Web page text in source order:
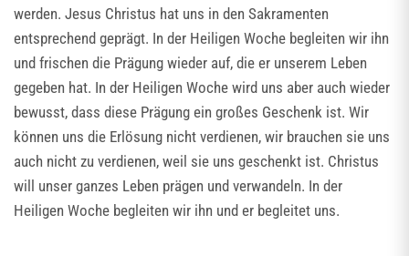
werden. Jesus Christus hat uns in den Sakramenten
entsprechend geprägt. In der Heiligen Woche begleiten wir ihn
und frischen die Prägung wieder auf, die er unserem Leben
gegeben hat. In der Heiligen Woche wird uns aber auch wieder
bewusst, dass diese Prägung ein großes Geschenk ist. Wir
können uns die Erlösung nicht verdienen, wir brauchen sie uns
auch nicht zu verdienen, weil sie uns geschenkt ist. Christus
will unser ganzes Leben prägen und verwandeln. In der
Heiligen Woche begleiten wir ihn und er begleitet uns.